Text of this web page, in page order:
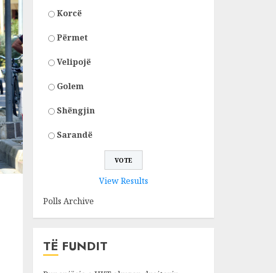
Korcë
Përmet
Velipojë
Golem
Shëngjin
Sarandë
View Results
Polls Archive
TË FUNDIT